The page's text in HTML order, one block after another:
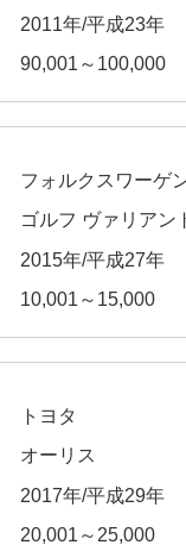
2011年/平成23年
90,001～100,000
フォルクスワーゲ
ゴルフ ヴァリアン
2015年/平成27年
10,001～15,000
トヨタ
オーリス
2017年/平成29年
20,001～25,000